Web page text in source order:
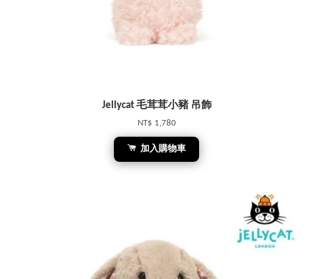
Jellycat 毛茸茸小豬 吊飾
NT$ 1,780
加入購物車